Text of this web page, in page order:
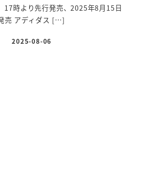
17時より先行発売、2025年8月15日
売 アディダス […]
投稿日
2025-08-06